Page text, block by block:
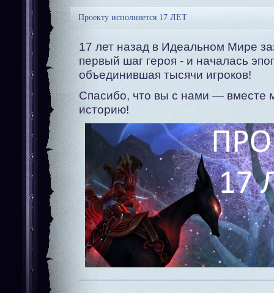
Проекту исполняется 17 ЛЕТ
17 лет назад в Идеальном Мире
первый шаг героя - и началась
объединившая тысячи игроков!
Спасибо, что вы с нами — вместе
историю!